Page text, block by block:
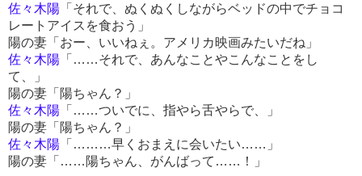
佐々木陽 「それで、ぬくぬくしながらベッドの中でチョコ
レートアイスを食おう」
陽の妻「おー、いいねぇ。アメリカ映画みたいだね」
佐々木陽 「……それで、あんなことやこんなことをし
て、」
陽の妻「陽ちゃん？」
佐々木陽 「……ついでに、指やら舌やらで、」
陽の妻「陽ちゃん？」
佐々木陽 「………早くおまえに会いたい……」
陽の妻「……陽ちゃん、がんばって……！」